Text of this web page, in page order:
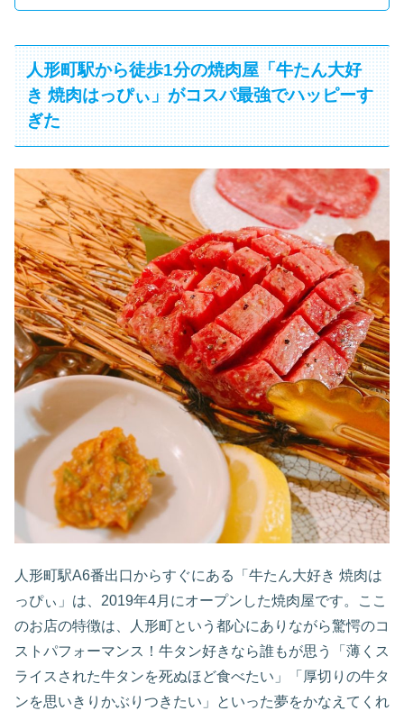
人形町駅から徒歩1分の焼肉屋「牛たん大好
き 焼肉はっぴぃ」がコスパ最強でハッピーす
ぎた
人形町駅A6番出口からすぐにある「牛たん大好き 焼肉は
っぴぃ」は、2019年4月にオープンした焼肉屋です。ここ
のお店の特徴は、人形町という都心にありながら驚愕のコ
ストパフォーマンス！牛タン好きなら誰もが思う「薄くス
ライスされた牛タンを死ぬほど食べたい」「厚切りの牛タ
ンを思いきりかぶりつきたい」といった夢をかなえてくれ